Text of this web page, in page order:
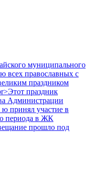
муниципального
всех православных с
праздником
праздник
Администрации
принял участие в
периода в ЖК
прошло под